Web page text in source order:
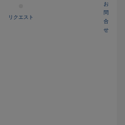
リクエスト
お
問
合
せ